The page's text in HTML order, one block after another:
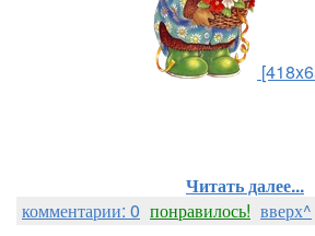
Читать далее...
комментарии: 0 понравилось! вверх^